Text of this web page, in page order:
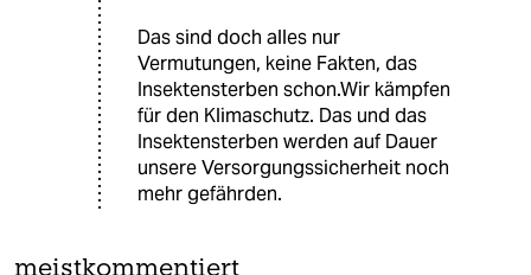
Das sind doch alles nur
Vermutungen, keine Fakten, das
Insektensterben schon.Wir kämpfen
für den Klimaschutz. Das und das
Insektensterben werden auf Dauer
unsere Versorgungssicherheit noch
mehr gefährden.
meistkommentiert